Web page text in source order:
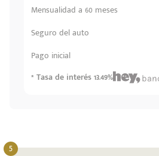
Mensualidad a 60 meses
Seguro del auto
Pago inicial
* Tasa de interés 13.49%